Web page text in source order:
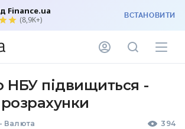
Finance.ua
(8,9K+) ВСТАНОВИТИ
НБУ підвищиться -
Валюта 394